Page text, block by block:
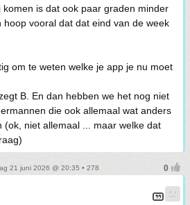
is dat ook paar graden minder
hoop vooral dat dat eind van de week
om te weten welke je app je nu moet
B. En dan hebben we het nog niet
die ook allemaal wat anders
(ok, niet allemaal ... maar welke dat
21 juni 2026 @ 20:35 • 278